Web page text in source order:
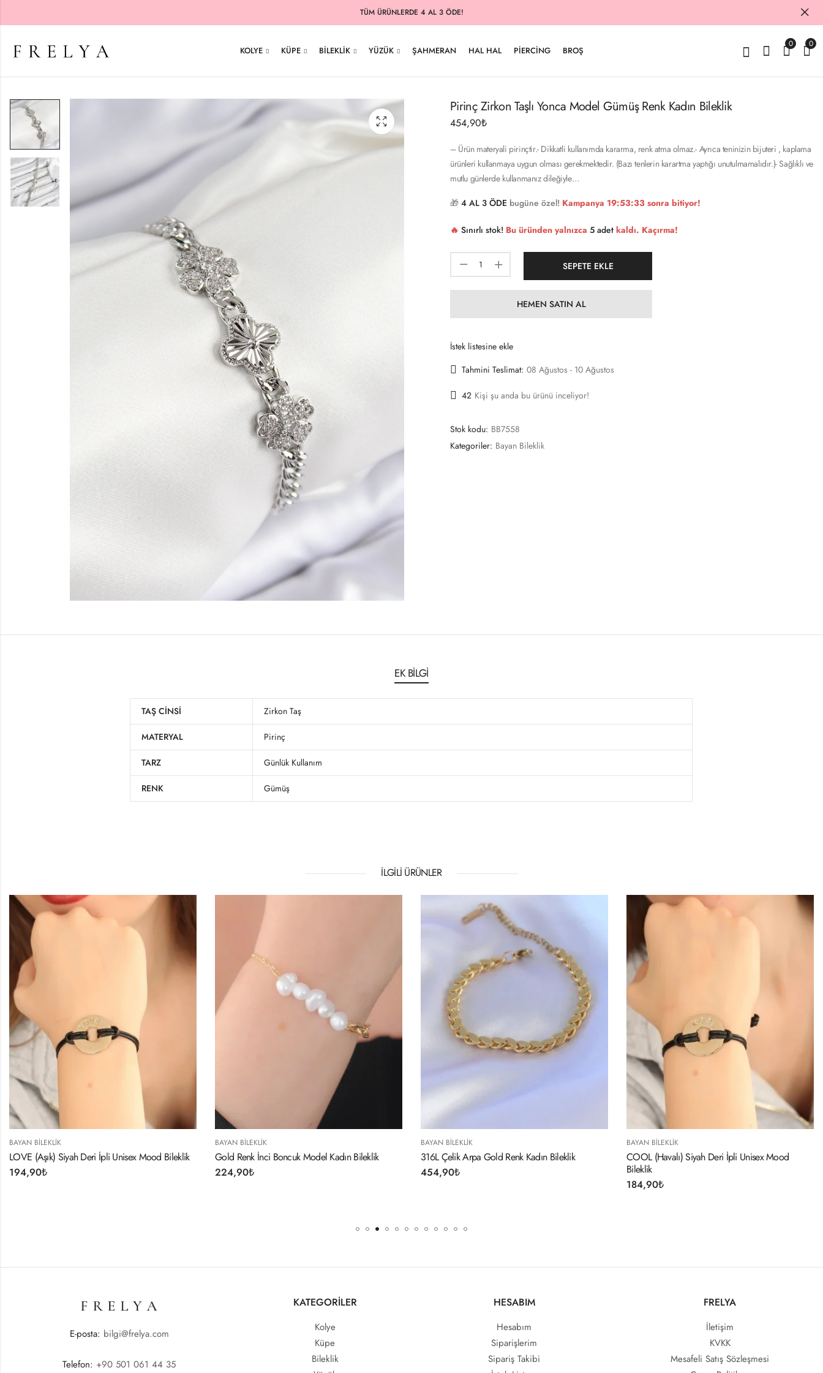
TÜM ÜRÜNLERDE 4 AL 3 ÖDE!
KOLYE KÜPE BILEKLIK YÜZÜK ŞAHMERAN HAL HAL PIERCING BROŞ
0 0
Pirinç Zirkon Taşlı Yonca Model Gümüş Renk Kadın Bileklik
454,90₺
– Ürün materyali pirinçtir.- Dikkatli kullanımda kararma, renk atma olmaz.- Ayrıca teninizin bijuteri , kaplama
ürünleri kullanmaya uygun olması gerekmektedir. (Bazı tenlerin karartma yaptığı unutulmamalıdır.)- Sağlıklı ve
mutlu günlerde kullanmanız dileğiyle…
🎁 4 AL 3 ÖDE bugüne özel! Kampanya 19:53:32 sonra bitiyor!
🔥 Sınırlı stok! Bu üründen yalnızca 5 adet kaldı. Kaçırma!
SEPETE EKLE
HEMEN SATIN AL
İstek listesine ekle
Tahmini Teslimat: 08 Ağustos - 10 Ağustos
42 Kişi şu anda bu ürünü inceliyor!
Stok kodu: BB7558
Kategoriler: Bayan Bileklik
EK BILGI
TAŞ CINSI Zirkon Taş
MATERYAL Pirinç
TARZ Günlük Kullanım
RENK Gümüş
İLGILI ÜRÜNLER
Mood Bileklik
Gold Renk İnci Boncuk Model Kadın Bileklik
316L Çelik Arpa Gold Renk Kadın Bileklik
COOL (Havalı) Siyah Deri İpli Unisex Mood
316L Çelik Gold Renk Çeyrek
E-posta: bilgi@frelya.com
Telefon: +90 501 061 44 35
KATEGORİLER
Kolye
Küpe
Bileklik
HESABIM
Hesabım
Siparişlerim
Sipariş Takibi
FRELYA
İletişim
KVKK
Mesafeli Satış Sözleşmesi